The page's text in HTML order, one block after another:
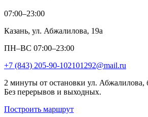
07:00–23:00
Казань, ул. Абжалилова, 19а
ПН–ВС 07:00–23:00
+7 (843) 205-90-102101292@mail.ru
2 минуты от остановки ул. Абжалилова,
Без перерывов и выходных.
Построить маршрут